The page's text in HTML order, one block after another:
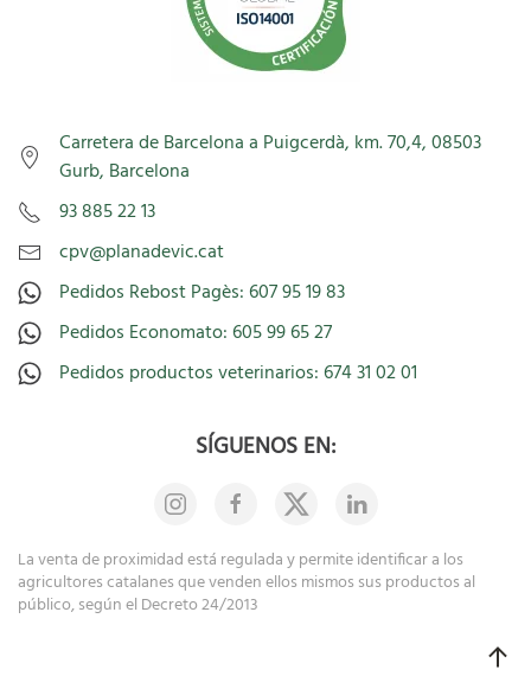
Carretera de Barcelona a Puigcerdà, km. 70,4, 08503
Gurb, Barcelona
93 885 22 13
cpv@planadevic.cat
Pedidos Rebost Pagès: 607 95 19 83
Pedidos Economato: 605 99 65 27
Pedidos productos veterinarios: 674 31 02 01
SÍGUENOS EN:
La venta de proximidad está regulada y permite identificar a los
agricultores catalanes que venden ellos mismos sus productos al
público, según el Decreto 24/2013